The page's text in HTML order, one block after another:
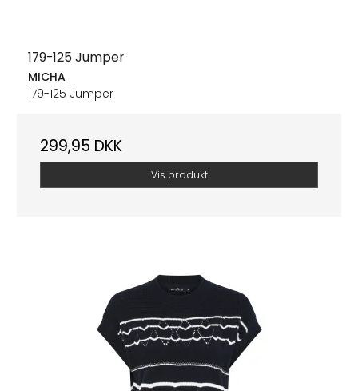
179-125 Jumper
MICHA
179-125 Jumper
299,95 DKK
Vis produkt